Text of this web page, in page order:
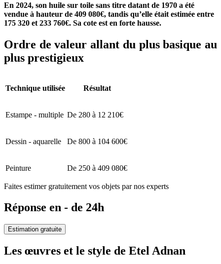
En 2024, son huile sur toile sans titre datant de 1970 a été
vendue à hauteur de 409 080€, tandis qu’elle était estimée entre
175 320 et 233 760€. Sa cote est en forte hausse.
Ordre de valeur allant du plus basique au
plus prestigieux
Technique utilisée Résultat
Estampe - multiple De 280 à 12 210€
Dessin - aquarelle De 800 à 104 600€
Peinture De 250 à 409 080€
Faites estimer gratuitement vos objets par nos experts
Réponse en - de 24h
Estimation gratuite
Les œuvres et le style de Etel Adnan